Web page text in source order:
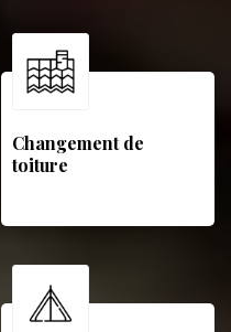
Changement de
toiture